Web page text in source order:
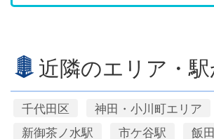
近隣のエリア・
千代田区
神田・小川町エリア
新御茶ノ水駅
市ケ谷駅
飯